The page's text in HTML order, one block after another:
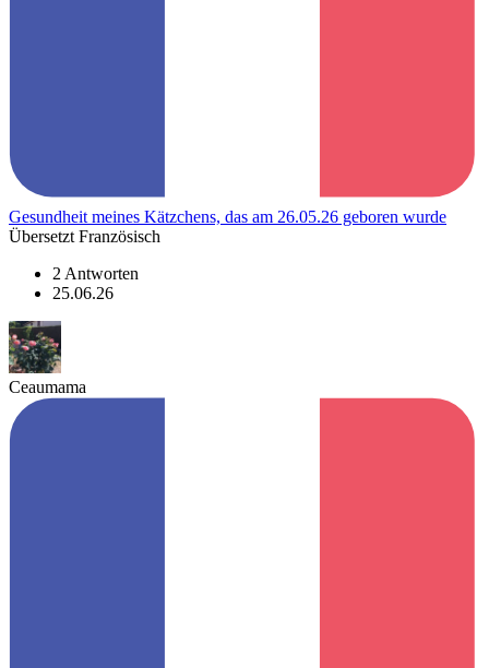
Gesundheit meines Kätzchens, das am 26.05.26 geboren wurde
Übersetzt Französisch
2 Antworten
25.06.26
Ceaumama